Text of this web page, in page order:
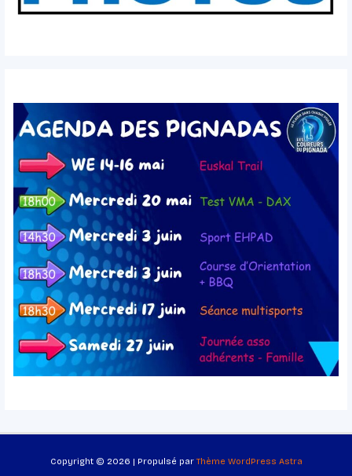
Copyright © 2026 | Propulsé parThème WordPress Astra